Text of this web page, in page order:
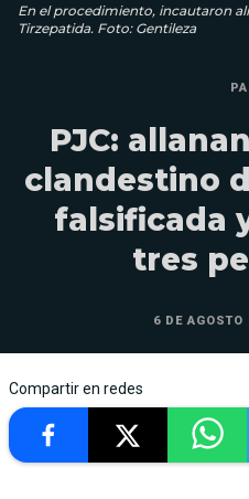
En el procedimiento, incautaron
Tirzepatida. Foto: Gentileza
PJC:
clandestino
falsificada
tres
6 DE
Compartir en redes